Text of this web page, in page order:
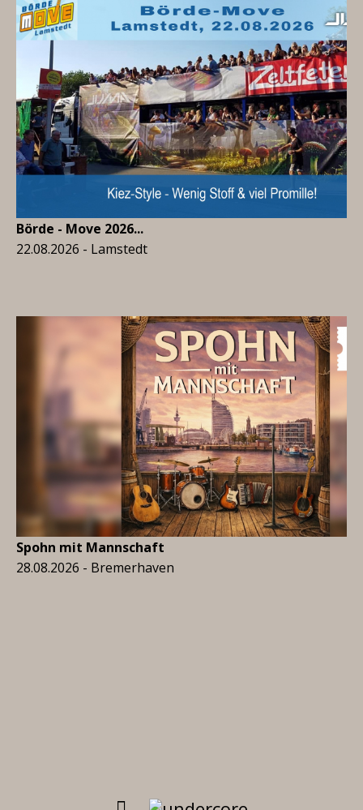
Börde - Move 2026...
22.08.2026 - Lamstedt
Spohn mit Mannschaft
28.08.2026 - Bremerhaven